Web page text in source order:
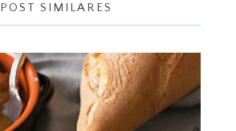
POST SIMILARES